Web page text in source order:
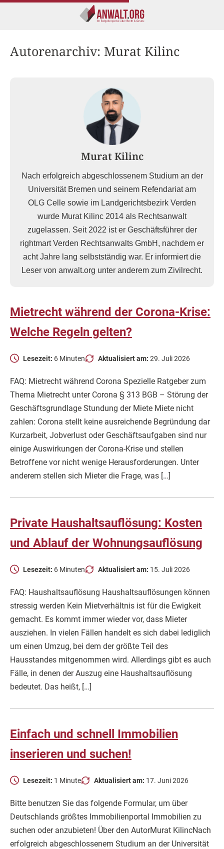
Autorenarchiv: Murat Kilinc
Murat Kilinc
Nach erfolgreich abgeschlossenem Studium an der
Universität Bremen und seinem Refendariat am
OLG Celle sowie im Landgerichtsbezirk Verden
wurde Murat Kilinc 2014 als Rechtsanwalt
zugelassen. Seit 2022 ist er Geschäftsführer der
rightmart Verden Rechtsanwalts GmbH, nachdem er
acht Jahre lang selbstständig war. Er informiert die
Leser von anwalt.org unter anderem zum Zivilrecht.
Mietrecht während der Corona-Krise:
Welche Regeln gelten?
Lesezeit: 6 Minuten Aktualisiert am: 29. Juli 2026
FAQ: Mietrecht während Corona Spezielle Ratgeber zum
Thema Mietrecht unter Corona § 313 BGB – Störung der
Geschäftsgrundlage Stundung der Miete Miete nicht
zahlen: Corona stellt keine ausreichende Begründung dar
Kurzarbeit, Jobverlust oder Geschäftsaufgaben sind nur
einige Auswirkungen der Corona-Krise und stellen
Betroffene vor nicht wenige Herausforderungen. Unter
anderem stellen sich Mieter die Frage, was […]
Private Haushaltsauflösung: Kosten
und Ablauf der Wohnungsauflösung
Lesezeit: 6 Minuten Aktualisiert am: 15. Juli 2026
FAQ: Haushaltsauflösung Haushaltsauflösungen können
stressig werden Kein Mietverhältnis ist für die Ewigkeit
gemacht. Es kommt immer wieder vor, dass Mieter
ausziehen. In vielen Fällen handelt es sich dabei lediglich
um einen Umzug, bei dem der größte Teil des
Hausstandes mitgenommen wird. Allerdings gibt es auch
Fälle, in denen der Auszug eine Haushaltsauflösung
bedeutet. Das heißt, […]
Einfach und schnell Immobilien
inserieren und suchen!
Lesezeit: 1 Minute Aktualisiert am: 17. Juni 2026
Bitte benutzen Sie das folgende Formular, um über
Deutschlands größtes Immobilienportal Immobilien zu
suchen oder anzubieten! Über den AutorMurat KilincNach
erfolgreich abgeschlossenem Studium an der Universität